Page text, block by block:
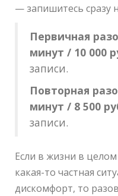
— запишитесь сразу
Первичная
минут / 10 000
записи.
Повторная
минут / 8 500
записи.
Если в жизни в целом
какая-то частная
дискомфорт, то